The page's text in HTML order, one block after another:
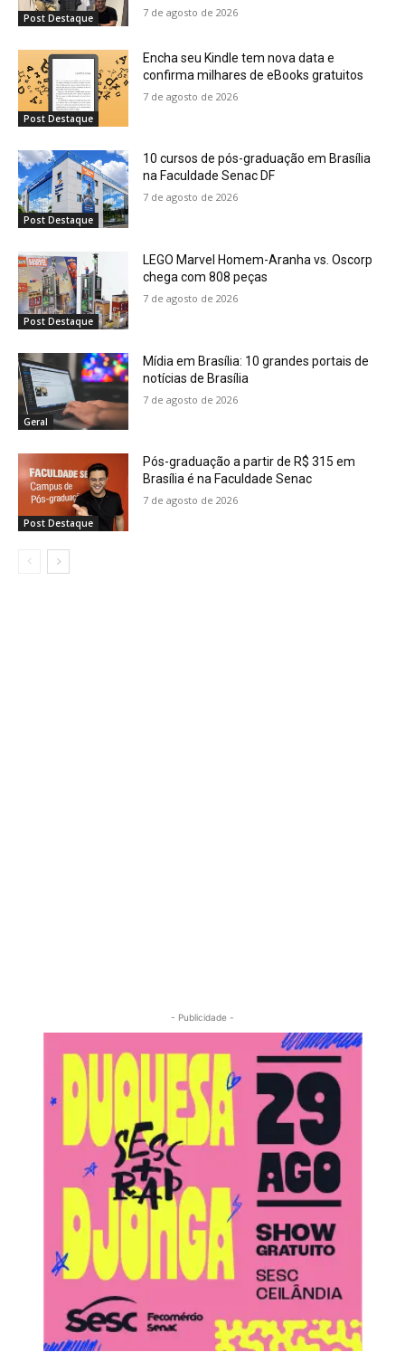
Post Destaque 7 de agosto de 2026
Post Destaque
Encha seu Kindle tem nova data e
confirma milhares de eBooks gratuitos
7 de agosto de 2026
Post Destaque
10 cursos de pós-graduação em Brasília
na Faculdade Senac DF
7 de agosto de 2026
Post Destaque
LEGO Marvel Homem-Aranha vs. Oscorp
chega com 808 peças
7 de agosto de 2026
Geral
Mídia em Brasília: 10 grandes portais de
notícias de Brasília
7 de agosto de 2026
Post Destaque
Pós-graduação a partir de R$ 315 em
Brasília é na Faculdade Senac
7 de agosto de 2026
- Publicidade -